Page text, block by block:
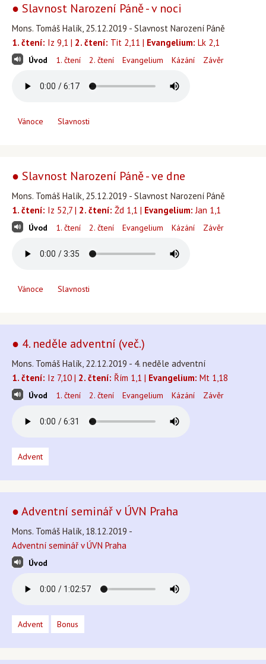
● Slavnost Narození Páně - v noci
Mons. Tomáš Halík, 25.12.2019 - Slavnost Narození Páně
1. čtení: Iz 9,1 | 2. čtení: Tit 2,11 | Evangelium: Lk 2,1
Úvod 1. čtení 2. čtení Evangelium Kázání Závěr
Vánoce Slavnosti
● Slavnost Narození Páně - ve dne
Mons. Tomáš Halík, 25.12.2019 - Slavnost Narození Páně
1. čtení: Iz 52,7 | 2. čtení: Žd 1,1 | Evangelium: Jan 1,1
Úvod 1. čtení 2. čtení Evangelium Kázání Závěr
Vánoce Slavnosti
● 4. neděle adventní (več.)
Mons. Tomáš Halík, 22.12.2019 - 4. neděle adventní
1. čtení: Iz 7,10 | 2. čtení: Řím 1,1 | Evangelium: Mt 1,18
Úvod 1. čtení 2. čtení Evangelium Kázání Závěr
Advent
● Adventní seminář v ÚVN Praha
Mons. Tomáš Halík, 18.12.2019 -
Adventní seminář v ÚVN Praha
Úvod
Advent Bonus